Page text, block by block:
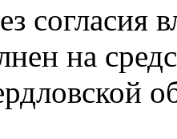
согласия
на